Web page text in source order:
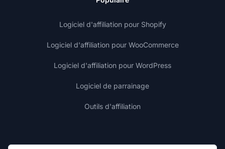
Logiciel d'affiliation pour Shopify
Logiciel d'affiliation pour WooCommerce
Logiciel d'affiliation pour WordPress
Logiciel de parrainage
Outils d'affiliation